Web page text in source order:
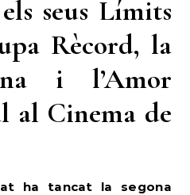
seus Límits
Rècord, la
i l’Amor
al Cinema de
ha tancat la segona